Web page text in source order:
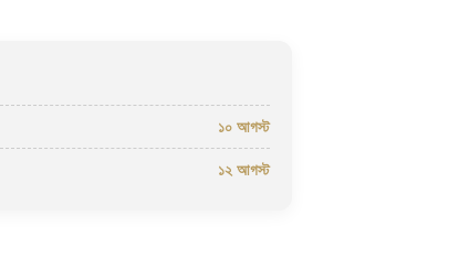
১০ আগস্ট
১২ আগস্ট